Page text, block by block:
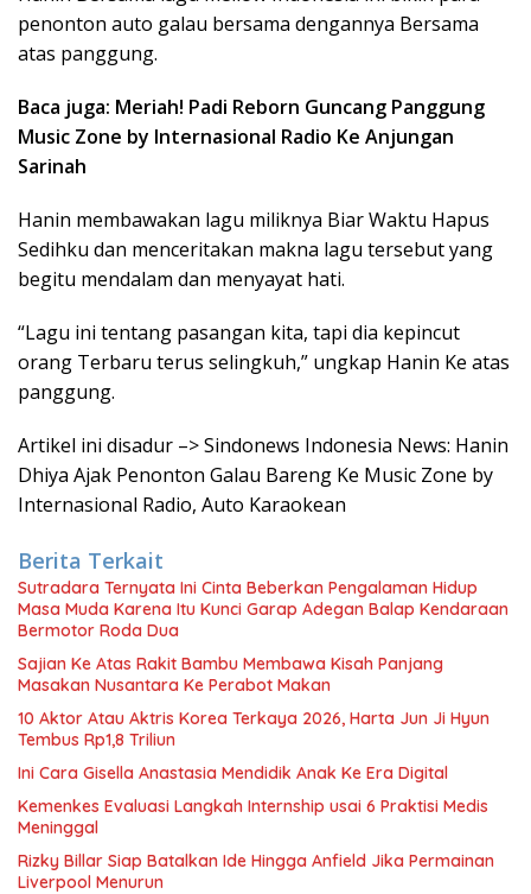
penonton auto galau bersama dengannya Bersama
atas panggung.
Baca juga: Meriah! Padi Reborn Guncang Panggung
Music Zone by Internasional Radio Ke Anjungan
Sarinah
Hanin membawakan lagu miliknya Biar Waktu Hapus
Sedihku dan menceritakan makna lagu tersebut yang
begitu mendalam dan menyayat hati.
“Lagu ini tentang pasangan kita, tapi dia kepincut
orang Terbaru terus selingkuh,” ungkap Hanin Ke atas
panggung.
Artikel ini disadur –> Sindonews Indonesia News: Hanin
Dhiya Ajak Penonton Galau Bareng Ke Music Zone by
Internasional Radio, Auto Karaokean
Berita Terkait
Sutradara Ternyata Ini Cinta Beberkan Pengalaman Hidup
Masa Muda Karena Itu Kunci Garap Adegan Balap Kendaraan
Bermotor Roda Dua
Sajian Ke Atas Rakit Bambu Membawa Kisah Panjang
Masakan Nusantara Ke Perabot Makan
10 Aktor Atau Aktris Korea Terkaya 2026, Harta Jun Ji Hyun
Tembus Rp1,8 Triliun
Ini Cara Gisella Anastasia Mendidik Anak Ke Era Digital
Kemenkes Evaluasi Langkah Internship usai 6 Praktisi Medis
Meninggal
Rizky Billar Siap Batalkan Ide Hingga Anfield Jika Permainan
Liverpool Menurun